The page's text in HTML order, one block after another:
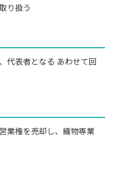
り扱う
代表者となる あわせて回
業権を売却し、織物専業